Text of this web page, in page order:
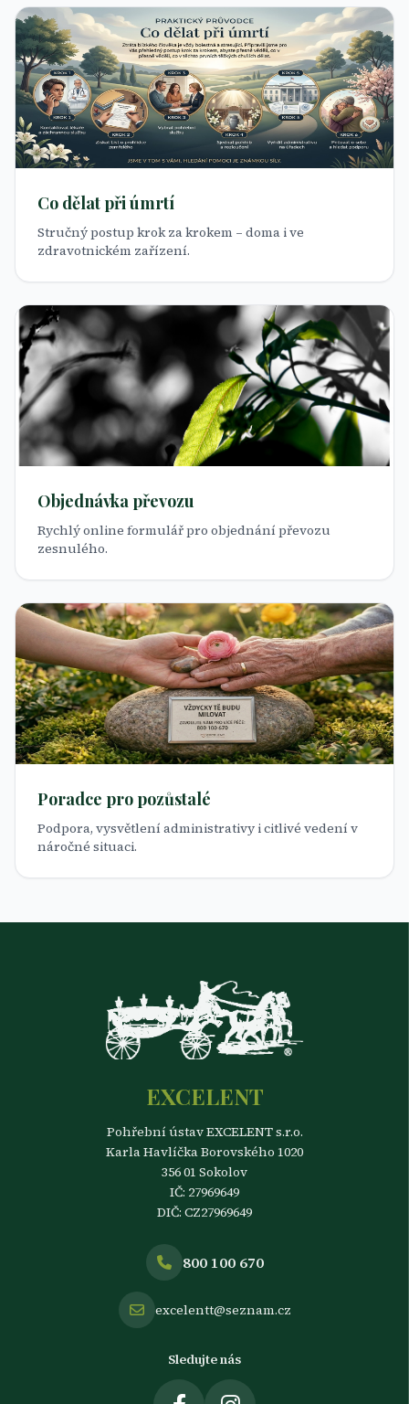
Co dělat při úmrtí
Stručný postup krok za krokem – doma i ve
zdravotnickém zařízení.
Objednávka převozu
Rychlý online formulář pro objednání převozu
zesnulého.
Poradce pro pozůstalé
Podpora, vysvětlení administrativy i citlivé vedení v
náročné situaci.
EXCELENT
Pohřební ústav EXCELENT s.r.o.
Karla Havlíčka Borovského 1020
356 01 Sokolov
IČ: 27969649
DIČ: CZ27969649
800 100 670
excelentt@seznam.cz
Sledujte nás